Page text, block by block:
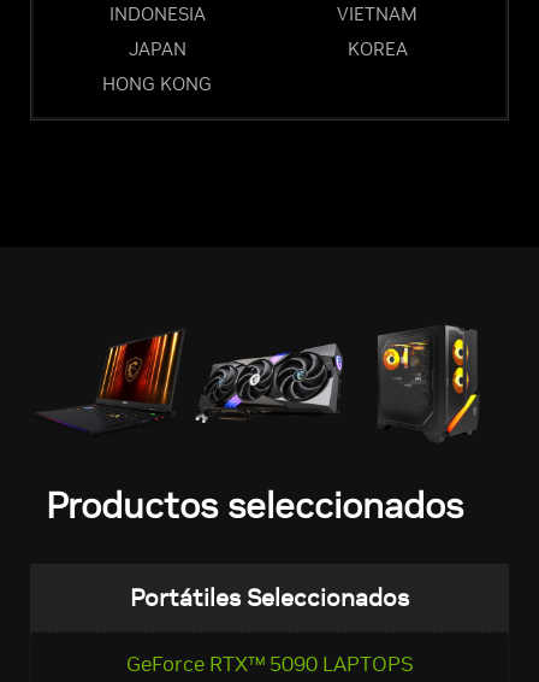
INDONESIA
VIETNAM
JAPAN
KOREA
HONG KONG
Productos seleccionados
Portátiles Seleccionados
GeForce RTX™ 5090 LAPTOPS